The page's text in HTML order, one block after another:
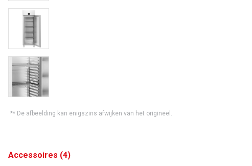
** De afbeelding kan enigszins afwijken van het origineel.
Accessoires (4)